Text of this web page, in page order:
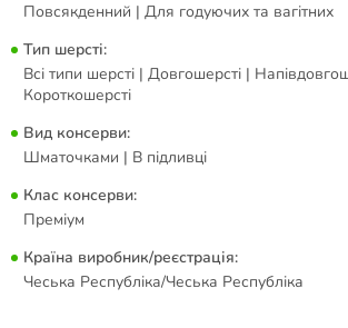
Повсякденний | Для годуючих та вагітних
Тип шерсті:
Всі типи шерсті | Довгошерсті |
Короткошерсті
Вид консерви:
Шматочками | В підливці
Клас консерви:
Преміум
Країна виробник/реєстрація:
Чеська Республіка/Чеська Республіка